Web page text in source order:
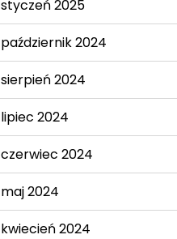
styczeń 2025
październik 2024
sierpień 2024
lipiec 2024
czerwiec 2024
maj 2024
kwiecień 2024